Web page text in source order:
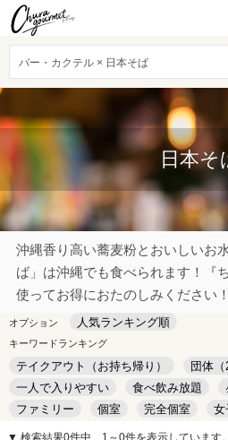
バー・カクテル × 日本そば
日本そ
沖縄香り高い蕎麦粉とおいしいお
ば」は沖縄でも食べられます！『
使ってお得におたのしみください！
オプション 人気ランキング順
キーワードランキング
テイクアウト（お持ち帰り）
団体（
一人で入りやすい
食べ飲み放題
ファミリー
個室 完全個室 女
キッズルーム
安い デート
▼ 検索結果0件中、1～0件を表示しています。